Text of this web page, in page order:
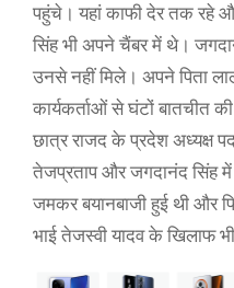
पहुंचे। यहां काफी देर तक रहे
सिंह भी अपने चैंबर में थे।
उनसे नहीं मिले। अपने पिता
कार्यकर्ताओं से घंटों बातचीत
छात्र राजद के प्रदेश अध्यक्ष
तेजप्रताप और जगदानंद सिंह में
जमकर बयानबाजी हुई थी और
भाई तेजस्वी यादव के खिलाफ भी